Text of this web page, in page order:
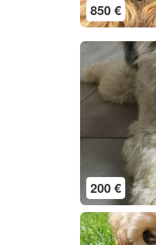
850 €
200 €